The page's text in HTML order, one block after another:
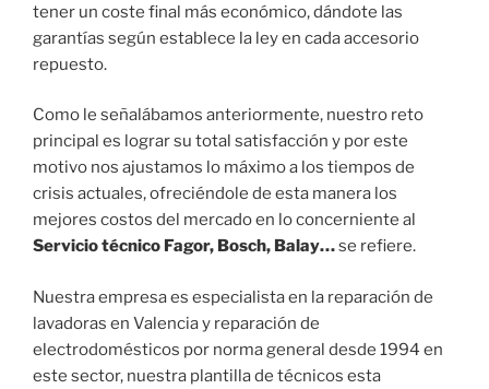
tener un coste final más económico, dándote las
garantías según establece la ley en cada accesorio
repuesto.
Como le señalábamos anteriormente, nuestro reto
principal es lograr su total satisfacción y por este
motivo nos ajustamos lo máximo a los tiempos de
crisis actuales, ofreciéndole de esta manera los
mejores costos del mercado en lo concerniente al
Servicio técnico Fagor, Bosch, Balay…se refiere.
Nuestra empresa es especialista en la reparación de
lavadoras en Valencia y reparación de
electrodomésticos por norma general desde 1994 en
este sector, nuestra plantilla de técnicos esta